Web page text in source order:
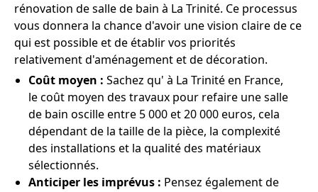
rénovation de salle de bain à La Trinité. Ce processus
vous donnera la chance d'avoir une vision claire de ce
qui est possible et de établir vos priorités
relativement d'aménagement et de décoration.
Coût moyen : Sachez qu' à La Trinité en France,
le coût moyen des travaux pour refaire une salle
de bain oscille entre 5 000 et 20 000 euros, cela
dépendant de la taille de la pièce, la complexité
des installations et la qualité des matériaux
sélectionnés.
Anticiper les imprévus : Pensez également de